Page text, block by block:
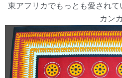
東アフリカでもっとも愛されて
カン